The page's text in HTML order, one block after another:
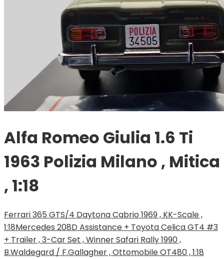
Alfa Romeo Giulia 1.6 Ti
1963 Polizia Milano , Mitica
, 1:18
Ferrari 365 GTS/4 Daytona Cabrio 1969 , KK-Scale ,
1:18Mercedes 208D Assistance + Toyota Celica GT4 #3
+ Trailer , 3-Car Set , Winner Safari Rally 1990 ,
B.Waldegard / F.Gallagher , Ottomobile OT480 , 1:18